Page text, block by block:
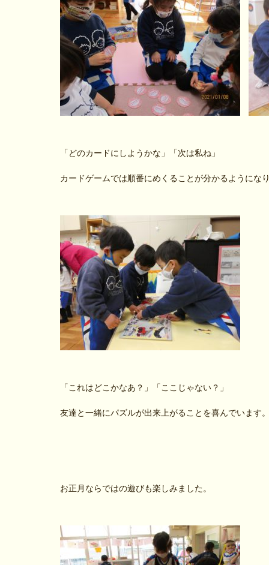
「どのカードにしようかな」「次は私ね」
カードゲームでは順番にめくることが分かるようにな
「これはどこかなあ？」「ここじゃない？」
友達と一緒にパズルが出来上がることを喜んでいます
お正月ならではの遊びも楽しみました。